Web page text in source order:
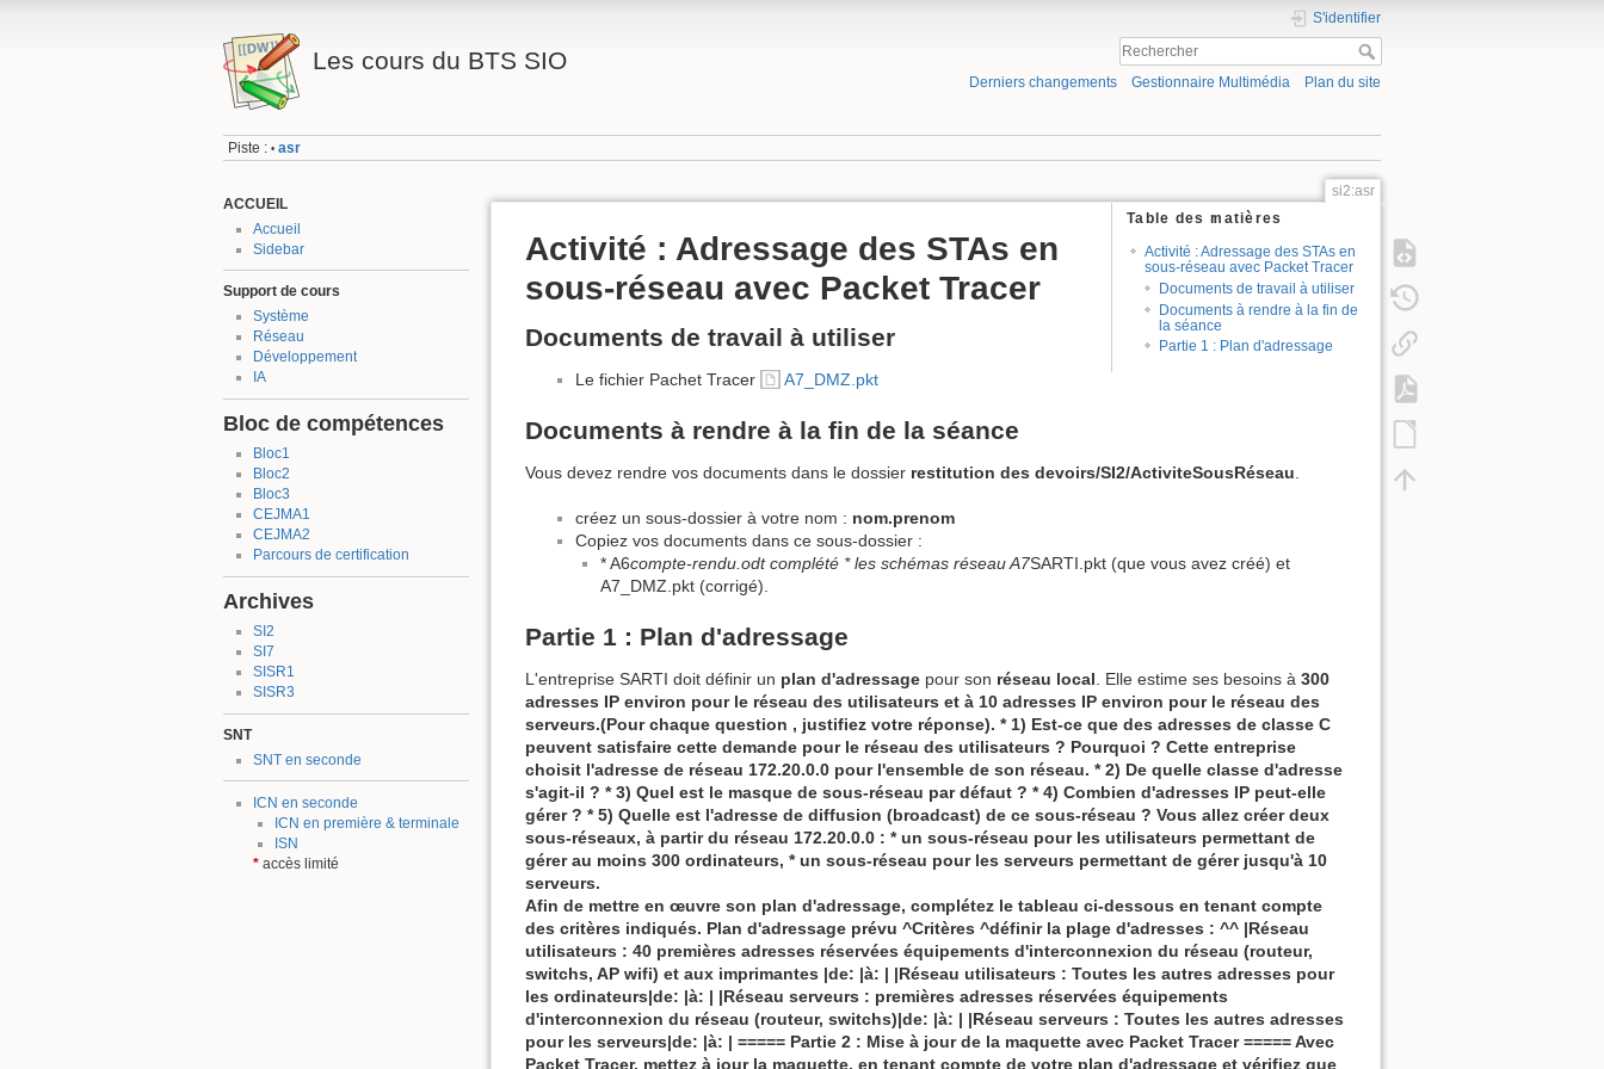
Les cours du BTS SIO
S'identifier
Derniers changements Gestionnaire Multimédia Plan du site
Piste : • asr
ACCUEIL
Accueil
Sidebar
Support de cours
Système
Réseau
Développement
IA
Bloc de compétences
Bloc1
Bloc2
Bloc3
CEJMA1
CEJMA2
Parcours de certification
Archives
SI2
SI7
SISR1
SISR3
SNT
SNT en seconde
ICN en seconde
ICN en première & terminale
ISN
*accès limité
si2:asr
Table des matières
Activité : Adressage des STAs en
sous-réseau avec Packet Tracer
Documents de travail à utiliser
Documents à rendre à la fin de
la séance
Partie 1 : Plan d'adressage
Activité : Adressage des STAs en
sous-réseau avec Packet Tracer
Documents de travail à utiliser
Le fichier Pachet Tracer A7_DMZ.pkt
Documents à rendre à la fin de la séance
Vous devez rendre vos documents dans le dossier restitution des devoirs/SI2/ActiviteSousRéseau
créez un sous-dossier à votre nom : nom.prenom
Copiez vos documents dans ce sous-dossier :
* A6compte-rendu.odt complété * les schémas réseau A7SARTI.pkt (que vous avez créé) et
A7_DMZ.pkt (corrigé).
Partie 1 : Plan d'adressage
L'entreprise SARTI doit définir un plan d'adressage pour son réseau local . Elle estime ses besoins à 300
adresses IP environ pour le réseau des utilisateurs et à 10 adresses IP environ pour le réseau des
serveurs.(Pour chaque question , justifiez votre réponse). * 1) Est-ce que des adresses de classe C
peuvent satisfaire cette demande pour le réseau des utilisateurs ? Pourquoi ? Cette entreprise
choisit l'adresse de réseau 172.20.0.0 pour l'ensemble de son réseau. * 2) De quelle classe d'adresse
s'agit-il ? * 3) Quel est le masque de sous-réseau par défaut ? * 4) Combien d'adresses IP peut-elle
gérer ? * 5) Quelle est l'adresse de diffusion (broadcast) de ce sous-réseau ? Vous allez créer deux
sous-réseaux, à partir du réseau 172.20.0.0 : * un sous-réseau pour les utilisateurs permettant de
gérer au moins 300 ordinateurs, * un sous-réseau pour les serveurs permettant de gérer jusqu'à 10
serveurs.
Afin de mettre en œuvre son plan d'adressage, complétez le tableau ci-dessous en tenant compte
des critères indiqués. Plan d'adressage prévu ^Critères ^définir la plage d'adresses : ^^ |Réseau
utilisateurs : 40 premières adresses réservées équipements d'interconnexion du réseau (routeur,
switchs, AP wifi) et aux imprimantes |de: |à: | |Réseau utilisateurs : Toutes les autres adresses pour
les ordinateurs|de: |à: | |Réseau serveurs : premières adresses réservées équipements
d'interconnexion du réseau (routeur, switchs)|de: |à: | |Réseau serveurs : Toutes les autres adresses
pour les serveurs|de: |à: | ===== Partie 2 : Mise à jour de la maquette avec Packet Tracer ===== Avec
Packet Tracer, mettez à jourla maquette, en tenant compte de votre plan d'adressage et vérifiez que